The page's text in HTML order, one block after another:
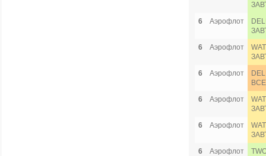
6
Аэрофлот
6
Аэрофлот
6
Аэрофлот
6
Аэрофлот
6
Аэрофлот
6
Аэрофлот